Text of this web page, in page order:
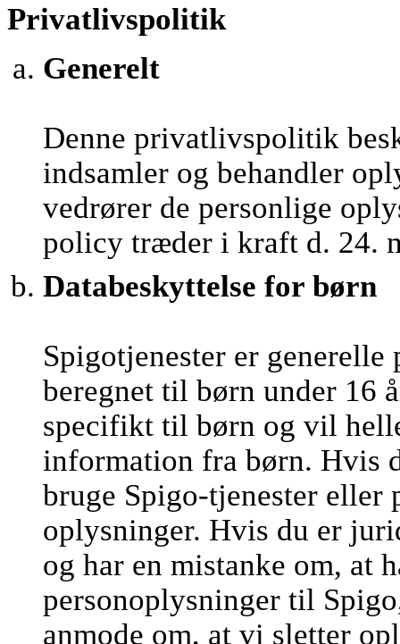
Privatlivspolitik
Generelt
Denne privatlivspolitik
indsamler og behandler
vedrører de personlige
policy træder i kraft d. 24.
Databeskyttelse for børn
Spigotjenester er
beregnet til børn under 16
specifikt til børn og vil
information fra børn. Hvis
bruge Spigo-tjenester eller
oplysninger. Hvis du er
og har en mistanke om, at
personoplysninger til
anmode om, at vi sletter